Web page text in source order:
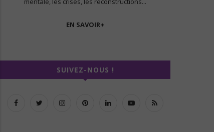
EN SAVOIR+
SUIVEZ-NOUS !